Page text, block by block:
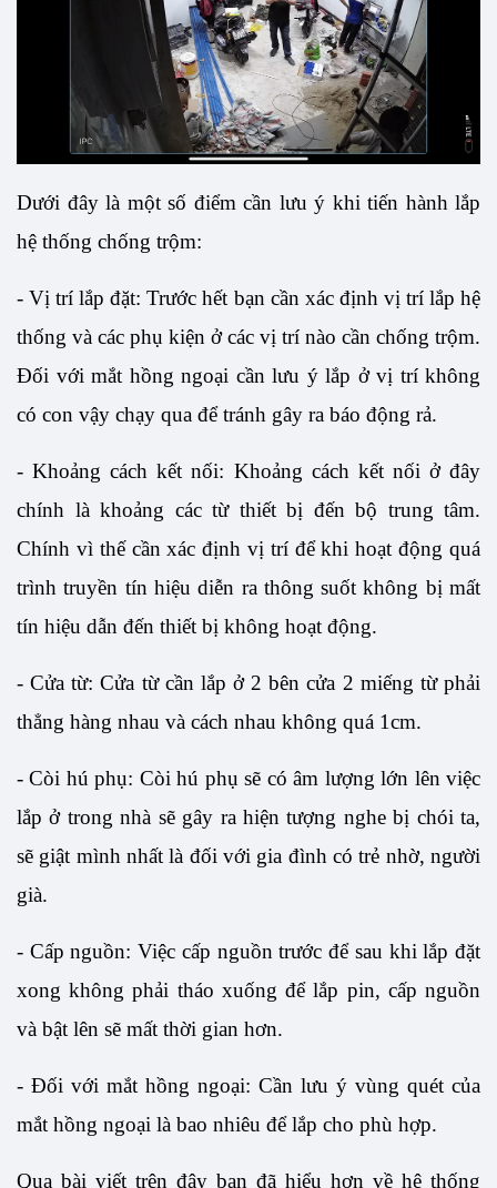
Dưới đây là một số điểm cần lưu ý khi tiến hành lắp
hệ thống chống trộm:
- Vị trí lắp đặt: Trước hết bạn cần xác định vị trí lắp hệ
thống và các phụ kiện ở các vị trí nào cần chống trộm.
Đối với mắt hồng ngoại cần lưu ý lắp ở vị trí không
có con vậy chạy qua để tránh gây ra báo động rả.
- Khoảng cách kết nối: Khoảng cách kết nối ở đây
chính là khoảng các từ thiết bị đến bộ trung tâm.
Chính vì thế cần xác định vị trí để khi hoạt động quá
trình truyền tín hiệu diễn ra thông suốt không bị mất
tín hiệu dẫn đến thiết bị không hoạt động.
- Cửa từ: Cửa từ cần lắp ở 2 bên cửa 2 miếng từ phải
thẳng hàng nhau và cách nhau không quá 1cm.
- Còi hú phụ: Còi hú phụ sẽ có âm lượng lớn lên việc
lắp ở trong nhà sẽ gây ra hiện tượng nghe bị chói ta,
sẽ giật mình nhất là đối với gia đình có trẻ nhờ, người
già.
- Cấp nguồn: Việc cấp nguồn trước để sau khi lắp đặt
xong không phải tháo xuống để lắp pin, cấp nguồn
và bật lên sẽ mất thời gian hơn.
- Đối với mắt hồng ngoại: Cần lưu ý vùng quét của
mắt hồng ngoại là bao nhiêu để lắp cho phù hợp.
Qua bài viết trên đây bạn đã hiểu hơn về hệ thống